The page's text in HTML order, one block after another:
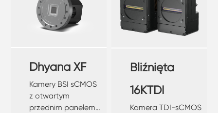
Dhyana XF
Kamery BSI sCMOS
z otwartym
przednim panelem,
Bliźnięta
16KTDI
Kamera TDI-sCMOS